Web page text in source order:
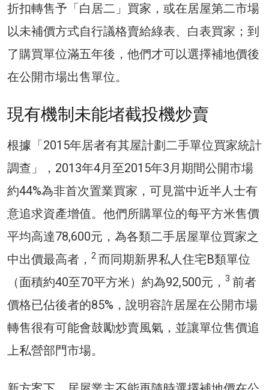
折扣轉售予「白居二」買家，或在居屋第二市場
以未補價方式自行議格賣給綠表、白表買家；到
了購買單位滿五年後，他們才可以選擇補地價後
在公開市場出售單位。
現有機制未能堵截投機炒賣
根據「2015年居者有其屋計劃二手單位買家統計
調查」，2013年4月至2015年3月期間公開市場
約44%為非首次置業買家，可見當中近半人士有
意追求資產增值。他們所購單位的每平方米售價
平均高達78,600元，為各類二手居屋單位買家之
中出價最高者， 2 而同期新界私人住宅B類單位
（面積約40至70平方米）約為92,500元， 3 前者
價格已佔後者的85%，說明容許居屋在公開市場
轉售很有可能會鼓勵炒賣風氣，並讓單位售價追
上私營部門市場。